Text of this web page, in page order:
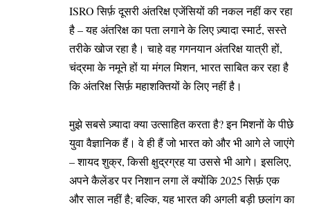
ISRO सिर्फ़ दूसरी अंतरिक्ष एजेंसियों की नकल नहीं कर रहा
है – यह अंतरिक्ष का पता लगाने के लिए ज़्यादा स्मार्ट, सस्ते
तरीके खोज रहा है। चाहे वह गगनयान अंतरिक्ष यात्री हों,
चंद्रमा के नमूने हों या मंगल मिशन, भारत साबित कर रहा है
कि अंतरिक्ष सिर्फ़ महाशक्तियों के लिए नहीं है।
मुझे सबसे ज़्यादा क्या उत्साहित करता है? इन मिशनों के पीछे
युवा वैज्ञानिक हैं। वे ही हैं जो भारत को और भी आगे ले जाएंगे
– शायद शुक्र, किसी क्षुद्रग्रह या उससे भी आगे। इसलिए,
अपने कैलेंडर पर निशान लगा लें क्योंकि 2025 सिर्फ़ एक
और साल नहीं है; बल्कि, यह भारत की अगली बड़ी छलांग का